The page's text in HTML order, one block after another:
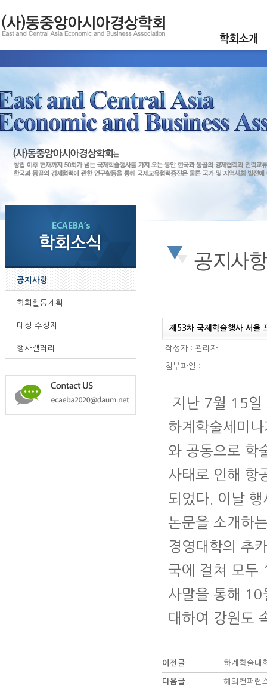
공지사항
학회활동계획
대상 수상자
행사갤러리
제53차 국제학술행사 서울
작성자 : 관리자
첨부파일 :
지난 7월 15일
하계학술세미
와 공동으로 학
사태로 인해 항
되었다. 이날
논문을 소개하
경영대학의 추
국에 걸쳐 모두
사말을 통해
대하여 강원도
이전글 하계학술대
다음글 해외컨퍼런